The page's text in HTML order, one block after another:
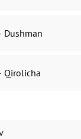
Dushman
Qirolicha